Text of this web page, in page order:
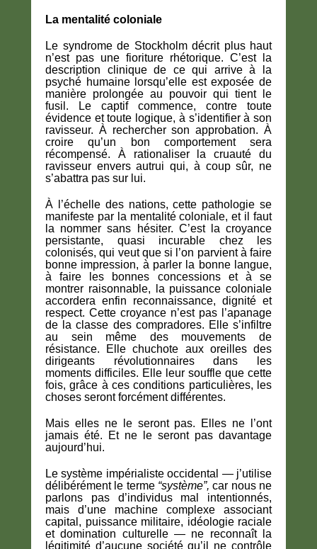
La mentalité coloniale
Le syndrome de Stockholm décrit plus haut
n’est pas une fioriture rhétorique. C’est la
description clinique de ce qui arrive à la
psyché humaine lorsqu’elle est exposée de
manière prolongée au pouvoir qui tient le
fusil. Le captif commence, contre toute
évidence et toute logique, à s’identifier à son
ravisseur. À rechercher son approbation. À
croire qu’un bon comportement sera
récompensé. À rationaliser la cruauté du
ravisseur envers autrui qui, à coup sûr, ne
s’abattra pas sur lui.
À l’échelle des nations, cette pathologie se
manifeste par la mentalité coloniale, et il faut
la nommer sans hésiter. C’est la croyance
persistante, quasi incurable chez les
colonisés, qui veut que si l’on parvient à faire
bonne impression, à parler la bonne langue,
à faire les bonnes concessions et à se
montrer raisonnable, la puissance coloniale
accordera enfin reconnaissance, dignité et
respect. Cette croyance n’est pas l’apanage
de la classe des compradores. Elle s’infiltre
au sein même des mouvements de
résistance. Elle chuchote aux oreilles des
dirigeants révolutionnaires dans les
moments difficiles. Elle leur souffle que cette
fois, grâce à ces conditions particulières, les
choses seront forcément différentes.
Mais elles ne le seront pas. Elles ne l’ont
jamais été. Et ne le seront pas davantage
aujourd’hui.
Le système impérialiste occidental — j’utilise
délibérément le terme “système”, car nous ne
parlons pas d’individus mal intentionnés,
mais d’une machine complexe associant
capital, puissance militaire, idéologie raciale
et domination culturelle — ne reconnaît la
légitimité d’aucune société qu’il ne contrôle